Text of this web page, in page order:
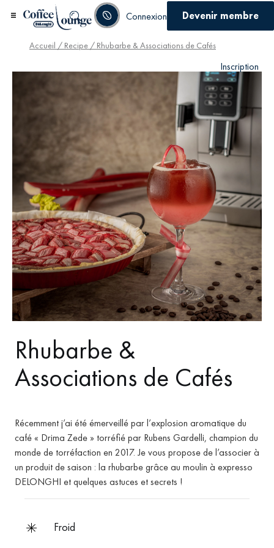
Connexion Devenir membre
Inscription
Accueil / Recipe / Rhubarbe & Associations de Cafés
Rhubarbe &
Associations de Cafés
Récemment j’ai été émerveillé par l’explosion aromatique du
café « Drima Zede » torréfié par Rubens Gardelli, champion du
monde de torréfaction en 2017. Je vous propose de l’associer à
un produit de saison : la rhubarbe grâce au moulin à expresso
DELONGHI et quelques astuces et secrets !
froid